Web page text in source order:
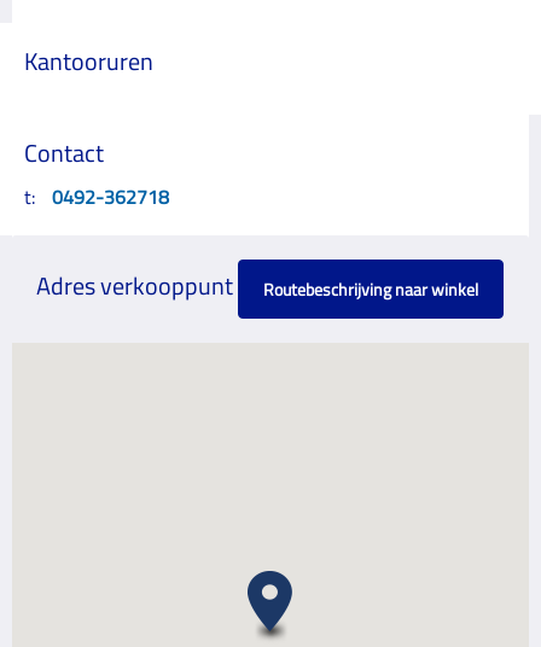
Kantooruren
Contact
t: 0492-362718
Adres verkooppunt Routebeschrijving naar winkel